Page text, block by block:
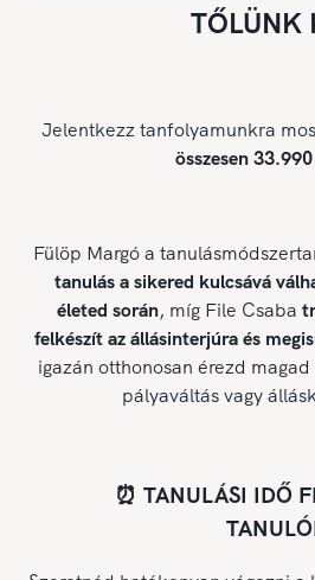
TŐLÜNK
Jelentkezz tanfolyamunkra
összesen
Fülöp Margó a
tanulás a sikered kulcsává
életed során, míg File Csaba
felkészít az állásinterjúra és
igazán otthonosan érezd
pályaváltás vagy
⏰ TANULÁSI IDŐ